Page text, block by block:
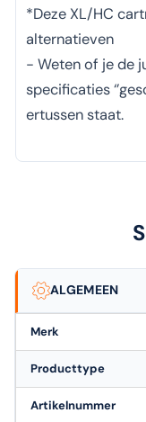
*Deze XL/HC
alternatieven
- Weten of je de
specificaties
ertussen staat.
ALGEMEEN
Merk
Producttype
Artikelnummer